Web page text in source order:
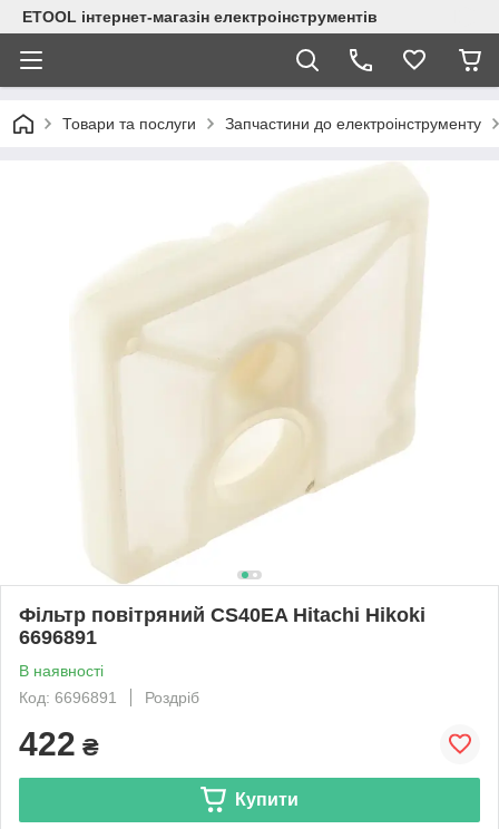
ETOOL інтернет-магазін електроінструментів
Товари та послуги Запчастини до електроінструменту
Фільтр повітряний CS40EA Hitachi Hikoki
6696891
В наявності
Код: 6696891
Роздріб
422 ₴
Купити